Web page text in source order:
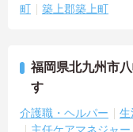
町
築上郡築上町
福岡県北九州市
す
介護職・ヘルパー 生